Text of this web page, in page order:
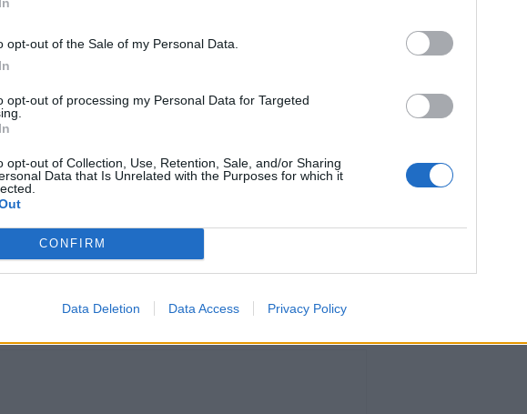
opt-out of the Sale of my Personal Data.
opt-out of processing my Personal Data for Targeted
opt-out of Collection, Use, Retention, Sale, and/or Sharing
Data that Is Unrelated with the Purposes for which it
CONFIRM
Data Deletion Data Access Privacy Policy
la necessitat de tenir línies estratègiques en les
digital. D’una altra manera la “pobresa digital”
MINUT A MINUT – Eleccions Municipals 26M
En les tirades
campions de
La tortosina